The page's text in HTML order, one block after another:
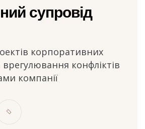
супровід
корпоративних
врегулювання конфліктів
компанії